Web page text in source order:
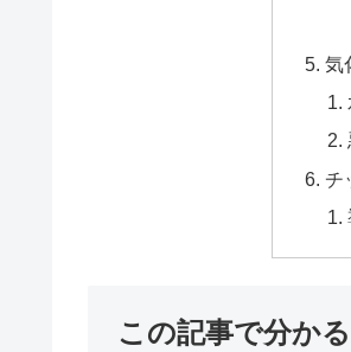
気
チ
この記事で分か